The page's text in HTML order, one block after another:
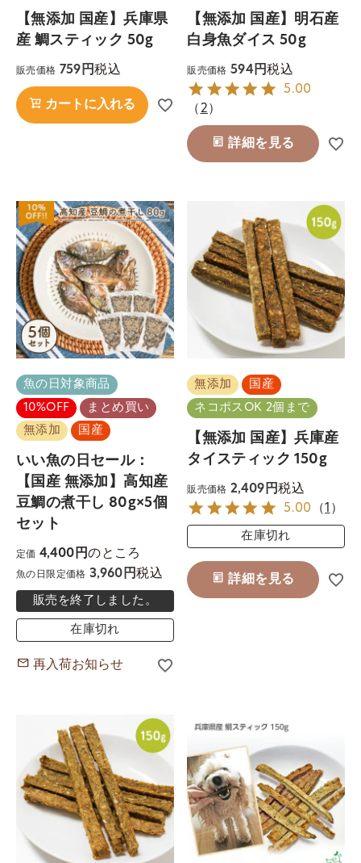
【無添加 国産】兵庫県
産 鯛スティック 50g
販売価格 759 税込
カートに入れる
【無添加 国産】明石産
白身魚ダイス 50g
販売価格 594 税込
5.00
（2）
詳細を見る
魚の日対象商品
10%OFF
まとめ買い
無添加
国産
いい魚の日セール：
【国産 無添加】高知産
豆鯛の煮干し 80g×5個
セット
定価 4,400 のところ
魚の日限定価格 3,960 税込
販売を終了しました。
在庫切れ
再入荷お知らせ
無添加
国産
ネコポスOK 2個まで
【無添加 国産】兵庫産
タイスティック 150g
販売価格 2,409 税込
5.00 （1 ）
在庫切れ
詳細を見る